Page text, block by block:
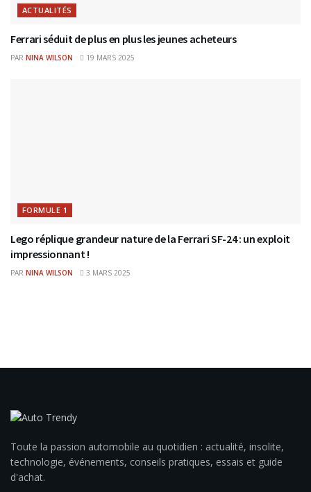
ACTUALITÉS
Ferrari séduit de plus en plus les jeunes acheteurs
PAR NINA WILSON 19 MARS 2025
FORMULE 1
Lego réplique grandeur nature de la Ferrari SF-24 : un exploit
impressionnant !
PAR NINA WILSON 3 MARS 2025
Toute la passion automobile au quotidien : actualité, insolite,
technologie, événements, conseils pratiques, essais et guide
d'achat.